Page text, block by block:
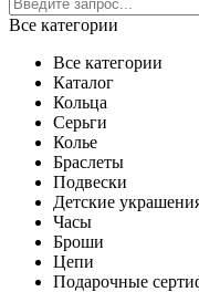
Все категории
Все категории
Каталог
Кольца
Серьги
Колье
Браслеты
Подвески
Детские
Часы
Броши
Цепи
Подарочные